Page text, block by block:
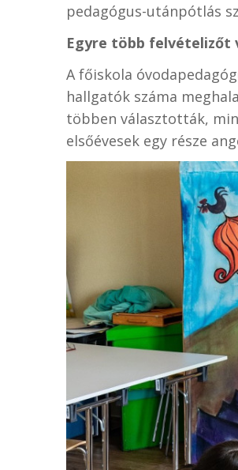
pedagógus-utánpótlás
Egyre több felvételizőt
A főiskola
hallgatók száma
többen választották,
elsőévesek egy része